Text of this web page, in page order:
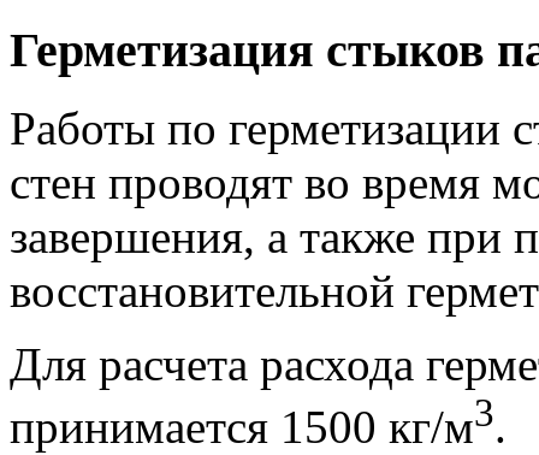
Герметизация стыков
Работы по герметизации
стен проводят во время
завершения, а также при
восстановительной
Для расчета расхода
принимается 1500 кг/м3.